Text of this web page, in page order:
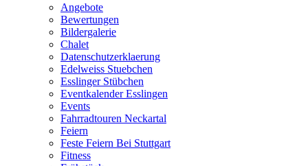
Angebote
Bewertungen
Bildergalerie
Chalet
Datenschutzerklaerung
Edelweiss Stuebchen
Esslinger Stübchen
Eventkalender Esslingen
Events
Fahrradtouren Neckartal
Feiern
Feste Feiern Bei Stuttgart
Fitness